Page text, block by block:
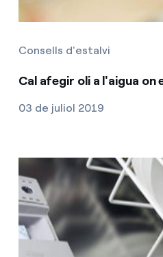
Consells d'estalvi
Cal afegir oli a l'aigua on
03 de juliol 2019